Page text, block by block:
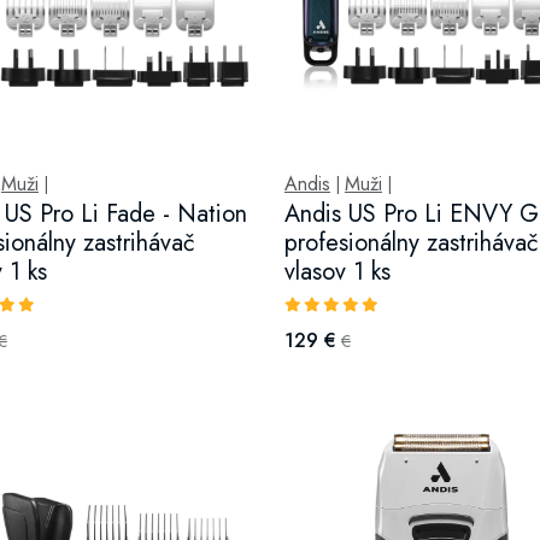
Muži
Pro Li Fade - Nation
zastrihávač
1 ks
Andis Muži
Andis US Pro Li ENVY
profesionálny zastrihávač
vlasov 1 ks
129 € €